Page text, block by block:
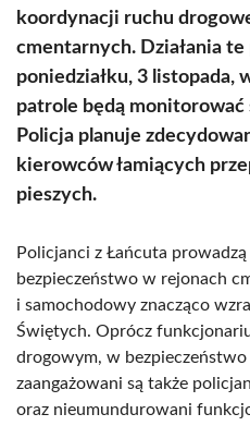
koordynacji ruchu
cmentarnych. Działania
poniedziałku, 3 listopada,
patrole będą monitorować
Policja planuje
kierowców łamiących
pieszych.
Policjanci z Łańcuta
bezpieczeństwo w rejonach
i samochodowy znacząco
Świętych. Oprócz
drogowym, w
zaangażowani są także
oraz nieumundurowani